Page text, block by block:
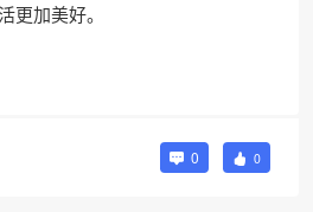
更加美好。
0 0